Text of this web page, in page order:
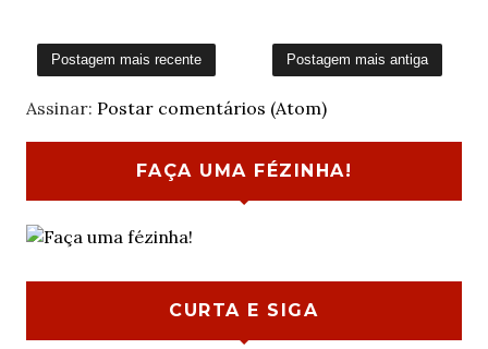
Postagem mais recente Postagem mais antiga
Assinar: Postar comentários (Atom)
FAÇA UMA FÉZINHA!
CURTA E SIGA